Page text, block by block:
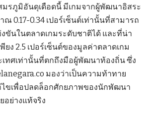
มรภูมิอันดุเดือดนี้ มีเกมจากผู้พัฒนาอิสระ
ณ 0.17-0.34 เปอร์เซ็นต์เท่านั้นที่สามารถ
ขันในตลาดเกมระดับชาติได้ และที่น่า
ยง 2.5 เปอร์เซ็นต์ของมูลค่าตลาดเกม
ทศเท่านั้นที่ตกถึงมือผู้พัฒนาท้องถิ่น ซึ่ง
มองว่าเป็นความท้าทาย
ไขเพื่อปลดล็อกศักยภาพของนักพัฒนา
อย่างแท้จริง